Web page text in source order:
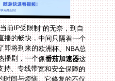
前IP受限制”的无奈，到自
的畅快，中间只隔着一个
将到来的欧洲杯、NBA总
播剧，一个像番茄加速器这
样拥有全球智能线路、多端支持、专线带宽和安全保障的
工具，能为你省去无数折腾的时间与烦恼。它修复的不仅
是一个播放错误提示，更是你与家乡文化生活的那根重要
纽带。现在，是时候夺回你的观赛主导权，让那份熟悉的